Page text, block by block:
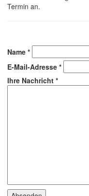
Termin an.
Name *
E-Mail-Adresse *
Ihre Nachricht *